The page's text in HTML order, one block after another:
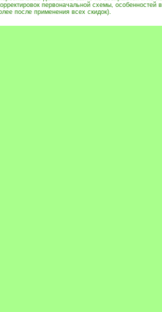
первоначальной схемы,
после применения всех скидок).